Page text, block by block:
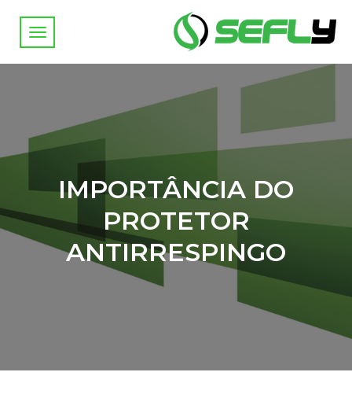
IMPORTÂNCIA DO
PROTETOR
ANTIRRESPINGO